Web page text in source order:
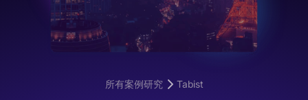
所有案例研究 Tabist